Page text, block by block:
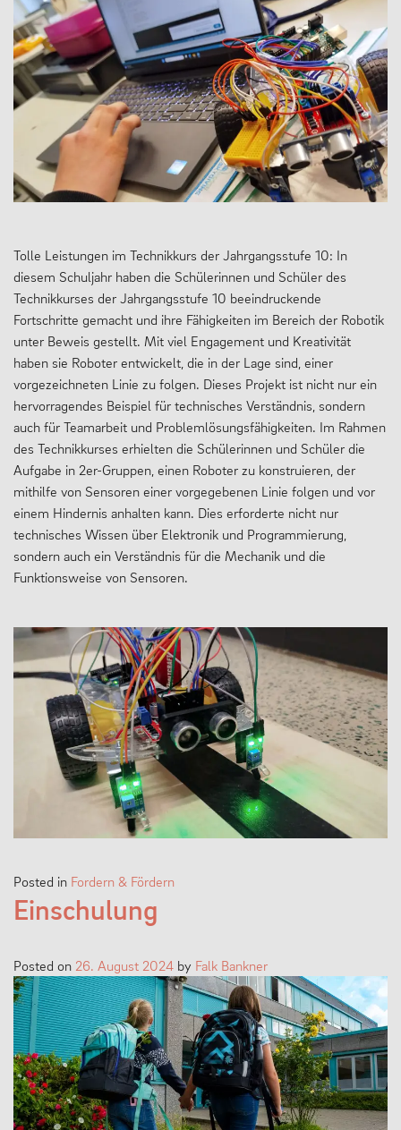
Tolle Leistungen im Technikkurs der Jahrgangsstufe 10: In
diesem Schuljahr haben die Schülerinnen und Schüler des
Technikkurses der Jahrgangsstufe 10 beeindruckende
Fortschritte gemacht und ihre Fähigkeiten im Bereich der Robotik
unter Beweis gestellt. Mit viel Engagement und Kreativität
haben sie Roboter entwickelt, die in der Lage sind, einer
vorgezeichneten Linie zu folgen. Dieses Projekt ist nicht nur ein
hervorragendes Beispiel für technisches Verständnis, sondern
auch für Teamarbeit und Problemlösungsfähigkeiten. Im Rahmen
des Technikkurses erhielten die Schülerinnen und Schüler die
Aufgabe in 2er-Gruppen, einen Roboter zu konstruieren, der
mithilfe von Sensoren einer vorgegebenen Linie folgen und vor
einem Hindernis anhalten kann. Dies erforderte nicht nur
technisches Wissen über Elektronik und Programmierung,
sondern auch ein Verständnis für die Mechanik und die
Funktionsweise von Sensoren.
Posted in Fordern & Fördern
Einschulung
Posted on 26. August 2024 by Falk Bankner